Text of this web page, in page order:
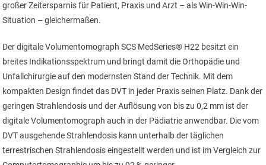
großer Zeitersparnis für Patient, Praxis und Arzt – als Win-Win-Win-
Situation – gleichermaßen.
Der digitale Volumentomograph SCS MedSeries® H22 besitzt ein
breites Indikationsspektrum und bringt damit die Orthopädie und
Unfallchirurgie auf den modernsten Stand der Technik. Mit dem
kompakten Design findet das DVT in jeder Praxis seinen Platz. Dank der
geringen Strahlendosis und der Auflösung von bis zu 0,2 mm ist der
digitale Volumentomograph auch in der Pädiatrie anwendbar. Die vom
DVT ausgehende Strahlendosis kann unterhalb der täglichen
terrestrischen Strahlendosis eingestellt werden und ist im Vergleich zur